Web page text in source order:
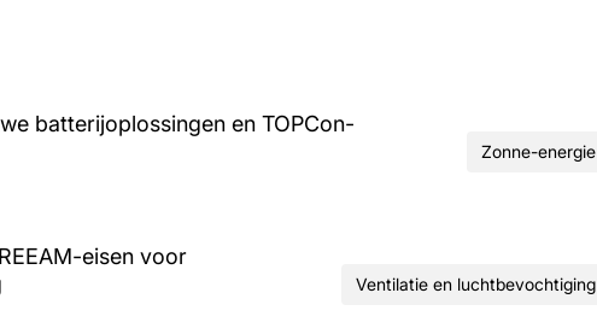
batterijoplossingen en TOPCon-
Zonne-energie
eisen voor
Ventilatie en luchtbevochtiging